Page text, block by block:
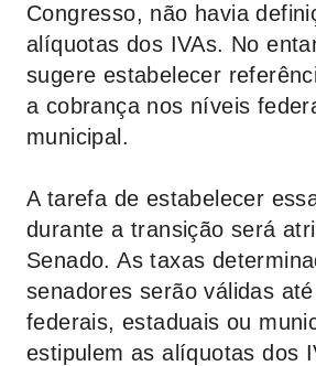
Congresso, não havia
alíquotas dos IVAs. No
sugere estabelecer
a cobrança nos níveis
municipal.
A tarefa de estabelecer
durante a transição será
Senado. As taxas
senadores serão válidas
federais, estaduais ou
estipulem as alíquotas dos